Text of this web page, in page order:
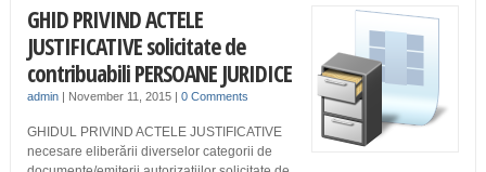
GHID PRIVIND ACTELE
JUSTIFICATIVE solicitate de
contribuabili PERSOANE JURIDICE
admin| November 11, 2015 | 0 Comments
GHIDUL PRIVIND ACTELE JUSTIFICATIVE
necesare eliberării diverselor categorii de